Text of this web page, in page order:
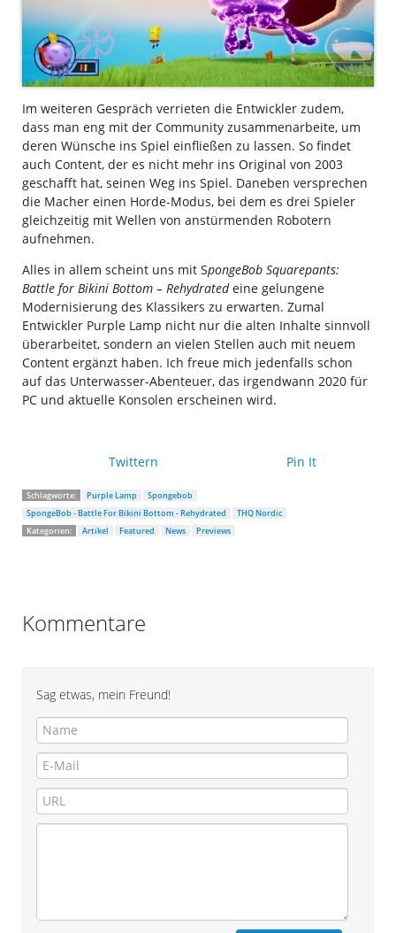
Im weiteren Gespräch verrieten die Entwickler zudem,
dass man eng mit der Community zusammenarbeite, um
deren Wünsche ins Spiel einfließen zu lassen. So findet
auch Content, der es nicht mehr ins Original von 2003
geschafft hat, seinen Weg ins Spiel. Daneben versprechen
die Macher einen Horde-Modus, bei dem es drei Spieler
gleichzeitig mit Wellen von anstürmenden Robotern
aufnehmen.
Alles in allem scheint uns mit SpongeBob Squarepants:
Battle for Bikini Bottom – Rehydratedeine gelungene
Modernisierung des Klassikers zu erwarten. Zumal
Entwickler Purple Lamp nicht nur die alten Inhalte sinnvoll
überarbeitet, sondern an vielen Stellen auch mit neuem
Content ergänzt haben. Ich freue mich jedenfalls schon
auf das Unterwasser-Abenteuer, das irgendwann 2020 für
PC und aktuelle Konsolen erscheinen wird.
Twittern Pin It
Schlagworte: Purple Lamp
Spongebob
SpongeBob - Battle For Bikini Bottom - Rehydrated
THQ Nordic
Kategorien:
Artikel Featured News Previews
Kommentare
Sag etwas, mein Freund!